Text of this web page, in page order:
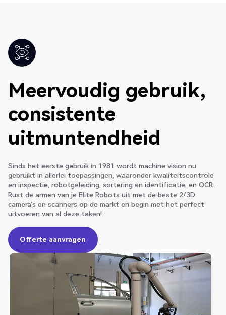
Meervoudig gebruik,
consistente
uitmuntendheid
Sinds het eerste gebruik in 1981 wordt machine vision nu
gebruikt in allerlei toepassingen, waaronder kwaliteitscontrole
en inspectie, robotgeleiding, sortering en identificatie, en OCR.
Rust de armen van je Elite Robots uit met de beste 2/3D
camera's en scanners op de markt en begin met het perfect
uitvoeren van al deze taken!
Offerte aanvragen
Offerte aanvragen